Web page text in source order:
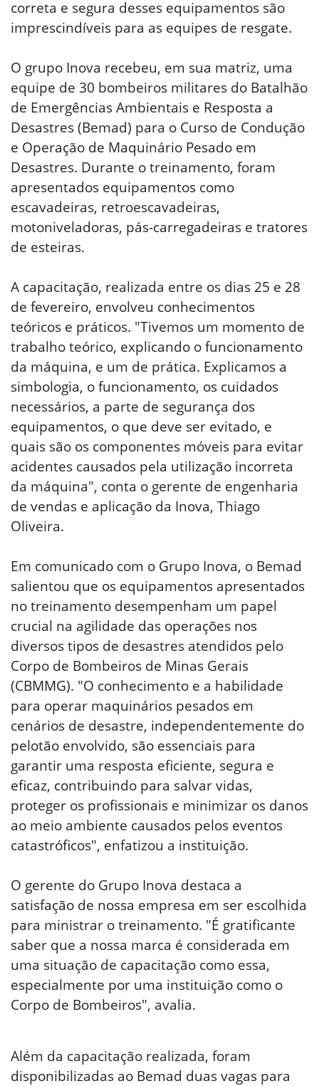
correta e segura desses equipamentos são
imprescindíveis para as equipes de resgate.
O grupo Inova recebeu, em sua matriz, uma
equipe de 30 bombeiros militares do Batalhão
de Emergências Ambientais e Resposta a
Desastres (Bemad) para o Curso de Condução
e Operação de Maquinário Pesado em
Desastres. Durante o treinamento, foram
apresentados equipamentos como
escavadeiras, retroescavadeiras,
motoniveladoras, pás-carregadeiras e tratores
de esteiras.
A capacitação, realizada entre os dias 25 e 28
de fevereiro, envolveu conhecimentos
teóricos e práticos. "Tivemos um momento de
trabalho teórico, explicando o funcionamento
da máquina, e um de prática. Explicamos a
simbologia, o funcionamento, os cuidados
necessários, a parte de segurança dos
equipamentos, o que deve ser evitado, e
quais são os componentes móveis para evitar
acidentes causados pela utilização incorreta
da máquina", conta o gerente de engenharia
de vendas e aplicação da Inova, Thiago
Oliveira.
Em comunicado com o Grupo Inova, o Bemad
salientou que os equipamentos apresentados
no treinamento desempenham um papel
crucial na agilidade das operações nos
diversos tipos de desastres atendidos pelo
Corpo de Bombeiros de Minas Gerais
(CBMMG). "O conhecimento e a habilidade
para operar maquinários pesados em
cenários de desastre, independentemente do
pelotão envolvido, são essenciais para
garantir uma resposta eficiente, segura e
eficaz, contribuindo para salvar vidas,
proteger os profissionais e minimizar os danos
ao meio ambiente causados pelos eventos
catastróficos", enfatizou a instituição.
O gerente do Grupo Inova destaca a
satisfação de nossa empresa em ser escolhida
para ministrar o treinamento. "É gratificante
saber que a nossa marca é considerada em
uma situação de capacitação como essa,
especialmente por uma instituição como o
Corpo de Bombeiros", avalia.
Além da capacitação realizada, foram
disponibilizadas ao Bemad duas vagas para